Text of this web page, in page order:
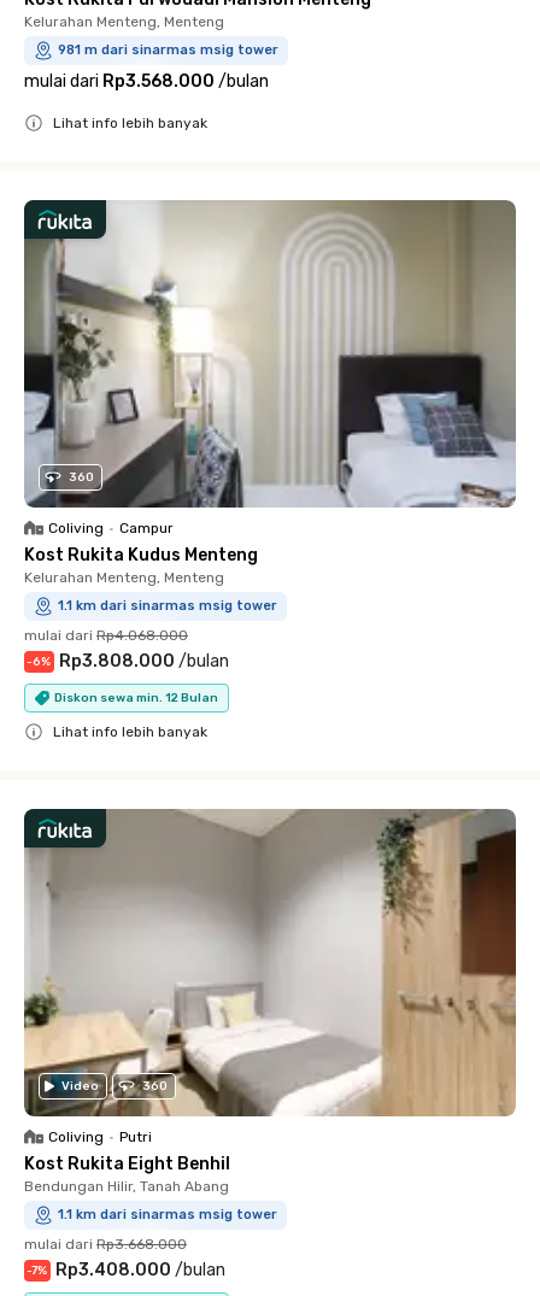
Kelurahan Menteng, Menteng
981 m dari sinarmas msig tower
mulai dari Rp3.568.000 /bulan
Lihat info lebih banyak
360
Coliving • Campur
Kost Rukita Kudus Menteng
Kelurahan Menteng, Menteng
1.1 km dari sinarmas msig tower
mulai dari Rp4.068.000
-6% Rp3.808.000 /bulan
Diskon sewa min. 12 Bulan
Lihat info lebih banyak
Video 360
Coliving • Putri
Kost Rukita Eight Benhil
Bendungan Hilir, Tanah Abang
1.1 km dari sinarmas msig tower
mulai dari Rp3.668.000
-7% Rp3.408.000 /bulan